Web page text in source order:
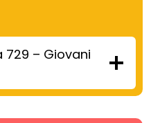
729 – Giovani